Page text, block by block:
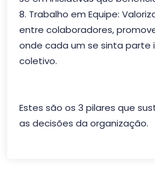
8. Trabalho em Equipe:
entre colaboradores,
onde cada um se sinta parte
coletivo.
Estes são os 3 pilares que
as decisões da organização.